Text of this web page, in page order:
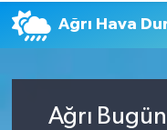
Ağrı Hava
Ağrı
KÜLTÜR-SANAT
Tüm Manşetler